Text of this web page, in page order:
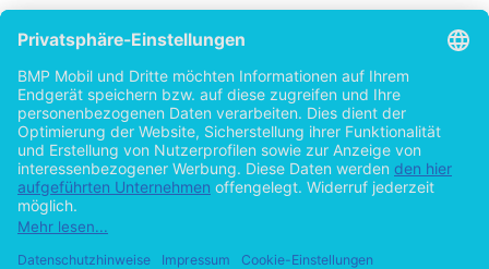
Der Habitus als kapitalismuskritisches Konzept:
Rezeption und Redefinition im US-
amerikanischen Diskurs
vonVarinia Lindau (Autor:in) 2015
©2013 Bachelorarbeit 29 Seiten
Hilfe/FAQ
Impressum
Datenschutz